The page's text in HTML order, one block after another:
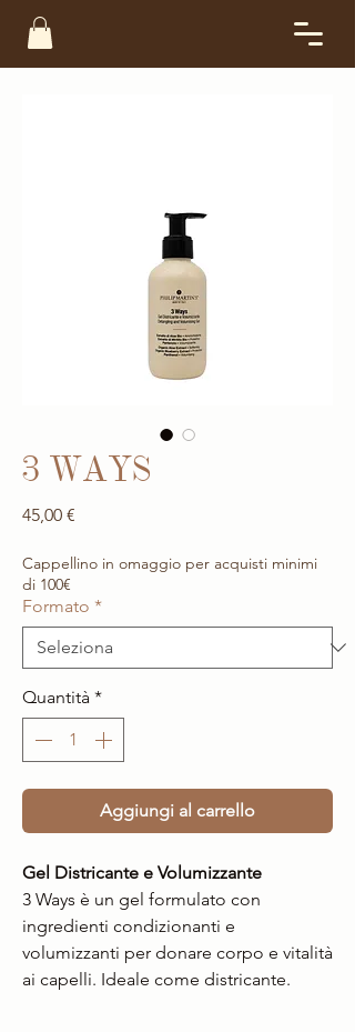
3 WAYS
45,00 €
Cappellino in omaggio per acquisti minimi
di 100€
Formato *
Quantità *
Aggiungi al carrello
Gel Districante e Volumizzante
3 Ways è un gel formulato con
ingredienti condizionanti e
volumizzanti per donare corpo e vitalità
ai capelli. Ideale come districante.